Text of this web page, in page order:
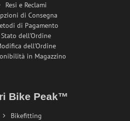
Resi e Reclami
di Consegna
di Pagamento
Stato dell'Ordine
dell'Ordine
in Magazzino
Bike Peak™
Bikefitting